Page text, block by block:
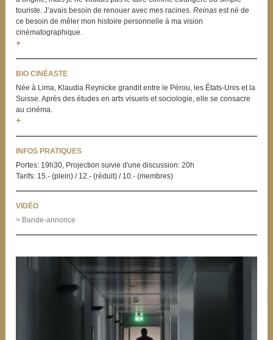
touriste. J’avais besoin de renouer avec mes racines. Reinas est né de
ce besoin de mêler mon histoire personnelle à ma vision
cinématographique.
+
BIO CINÉASTE
Née à Lima, Klaudia Reynicke grandit entre le Pérou, les États-Unis et la
Suisse. Après des études en arts visuels et sociologie, elle se consacre
au cinéma.
+
INFOS PRATIQUES
Portes: 19h30, Projection suivie d'une discussion: 20h
Tarifs: 15.- (plein) / 12.- (réduit) / 10.- (membres)
VIDÉO
> Bande-annonce